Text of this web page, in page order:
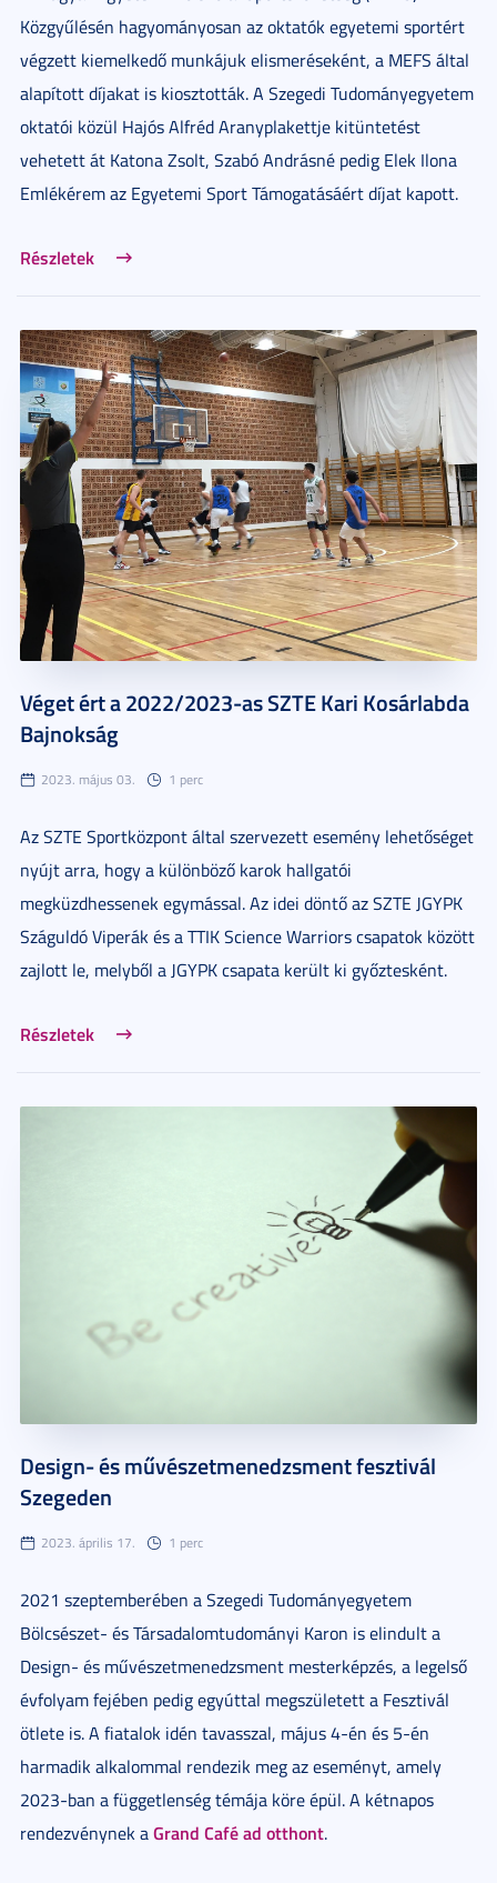
Közgyűlésén hagyományosan az oktatók egyetemi sportért
végzett kiemelkedő munkájuk elismeréseként, a MEFS által
alapított díjakat is kiosztották. A Szegedi Tudományegyetem
oktatói közül Hajós Alfréd Aranyplakettje kitüntetést
vehetett át Katona Zsolt, Szabó Andrásné pedig Elek Ilona
Emlékérem az Egyetemi Sport Támogatásáért díjat kapott.
Részletek
Véget ért a 2022/2023-as SZTE Kari Kosárlabda
Bajnokság
2023. május 03. 1 perc
Az SZTE Sportközpont által szervezett esemény lehetőséget
nyújt arra, hogy a különböző karok hallgatói
megküzdhessenek egymással. Az idei döntő az SZTE JGYPK
Száguldó Viperák és a TTIK Science Warriors csapatok között
zajlott le, melyből a JGYPK csapata került ki győztesként.
Részletek
Design- és művészetmenedzsment fesztivál
Szegeden
2023. április 17. 1 perc
2021 szeptemberében a Szegedi Tudományegyetem
Bölcsészet- és Társadalomtudományi Karon is elindult a
Design- és művészetmenedzsment mesterképzés, a legelső
évfolyam fejében pedig egyúttal megszületett a Fesztivál
ötlete is. A fiatalok idén tavasszal, május 4-én és 5-én
harmadik alkalommal rendezik meg az eseményt, amely
2023-ban a függetlenség témája köre épül. A kétnapos
rendezvénynek aGrand Café ad otthont.